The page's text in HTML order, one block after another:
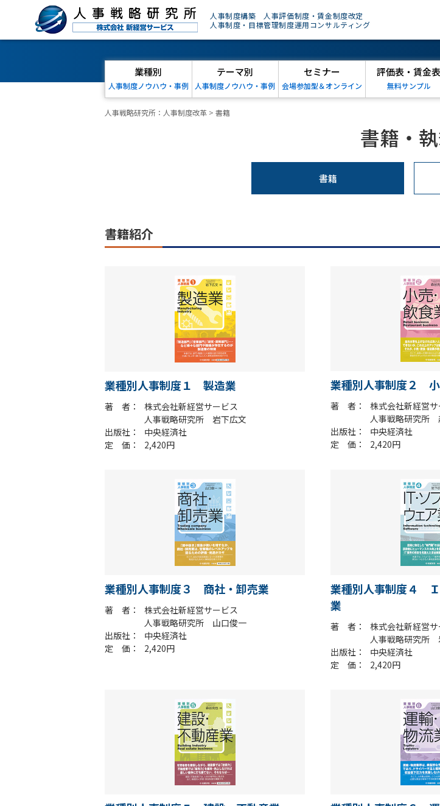
人事制度構築 人事評価制度・賃金制度改定
人事制度・目標管理制度運用コンサルティング
業種別
人事制度ノウハウ・事例
テーマ別
人事制度ノウハウ・事例
セミナー
会場参加型＆オンライン
評価表・賃金表
無料サンプル
人事戦略研究所：人事制度改革 > 書籍
書籍・
書籍
書籍紹介
業種別人事制度１ 製造業
著 者
株式会社新経営サービス
人事戦略研究所 岩下広文
出版社
中央経済社
定 価
2,420円
業種別人事制度２
著 者
株式会社新経営
人事戦略研究所
出版社
中央経済社
定 価
2,420円
業種別人事制度３ 商社・卸売業
著 者
株式会社新経営サービス
人事戦略研究所 山口俊一
出版社
中央経済社
定 価
2,420円
業種別人事制度４
業
著 者
株式会社新経営サ
人事戦略研究所
出版社
中央経済社
定 価
2,420円